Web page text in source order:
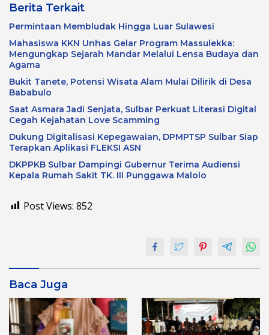
Berita Terkait
Permintaan Membludak Hingga Luar Sulawesi
Mahasiswa KKN Unhas Gelar Program Massulekka:
Mengungkap Sejarah Mandar Melalui Lensa Budaya dan
Agama
Bukit Tanete, Potensi Wisata Alam Mulai Dilirik di Desa
Bababulo
Saat Asmara Jadi Senjata, Sulbar Perkuat Literasi Digital
Cegah Kejahatan Love Scamming
Dukung Digitalisasi Kepegawaian, DPMPTSP Sulbar Siap
Terapkan Aplikasi FLEKSI ASN
DKPPKB Sulbar Dampingi Gubernur Terima Audiensi
Kepala Rumah Sakit TK. III Punggawa Malolo
Post Views: 852
Baca Juga